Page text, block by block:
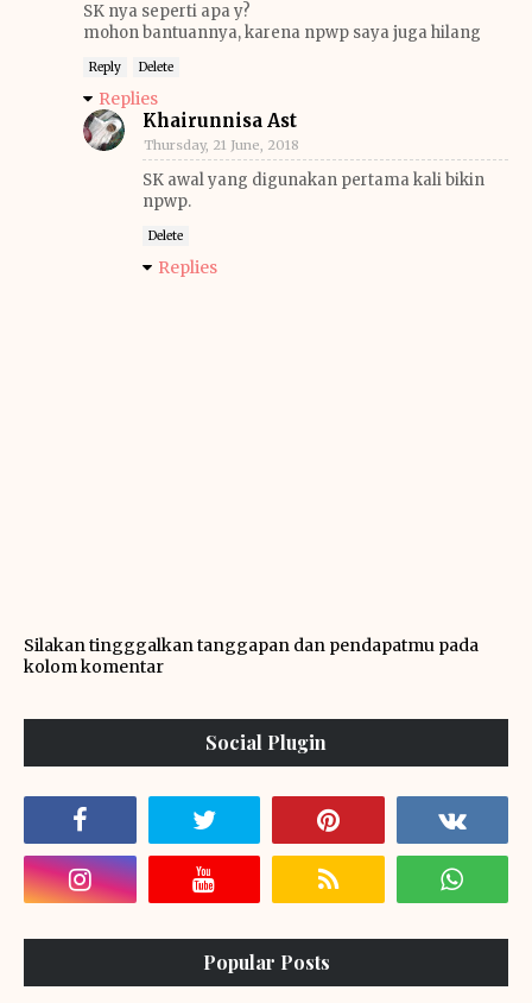
SK nya seperti apa y?
mohon bantuannya, karena npwp saya juga hilang
Reply Delete
Replies
Khairunnisa Ast
Thursday, 21 June, 2018
SK awal yang digunakan pertama kali bikin
npwp.
Delete
Replies
Silakan tingggalkan tanggapan dan pendapatmu pada
kolom komentar
Social Plugin
Popular Posts